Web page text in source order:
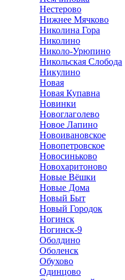
Нестерово
Нижнее Мячково
Николина Гора
Николино
Николо-Урюпино
Никольская Слобода
Никулино
Новая
Новая Купавна
Новинки
Новоглаголево
Новое Лапино
Новоивановское
Новопетровское
Новосиньково
Новохаритоново
Новые Вёшки
Новые Дома
Новый Быт
Новый Городок
Ногинск
Ногинск-9
Оболдино
Оболенск
Обухово
Одинцово